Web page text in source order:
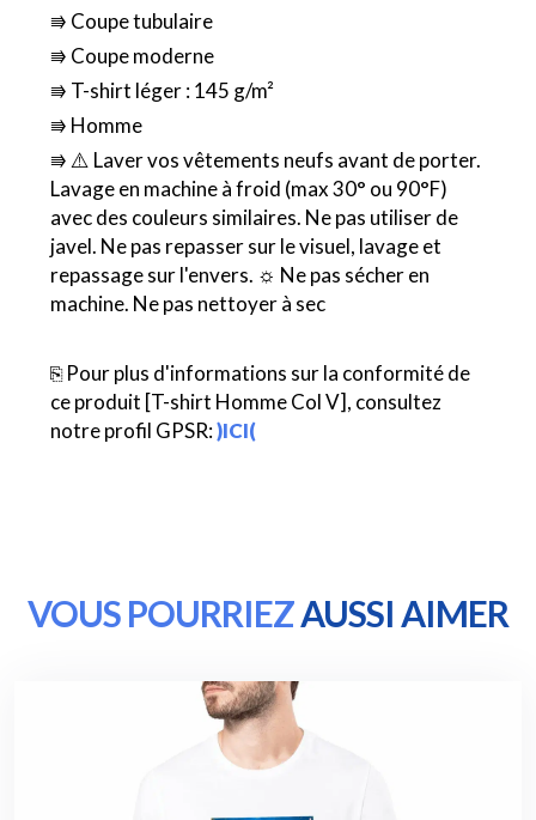
⭆ Coupe tubulaire
⭆ Coupe moderne
⭆ T-shirt léger : 145 g/m²
⭆ Homme
⭆ ⚠️ Laver vos vêtements neufs avant de porter.
Lavage en machine à froid (max 30° ou 90°F)
avec des couleurs similaires. Ne pas utiliser de
javel. Ne pas repasser sur le visuel, lavage et
repassage sur l'envers. ☼ Ne pas sécher en
machine. Ne pas nettoyer à sec
⎘ Pour plus d'informations sur la conformité de
ce produit [T-shirt Homme Col V], consultez
notre profil GPSR:)ICI(
VOUS POURRIEZAUSSI AIMER